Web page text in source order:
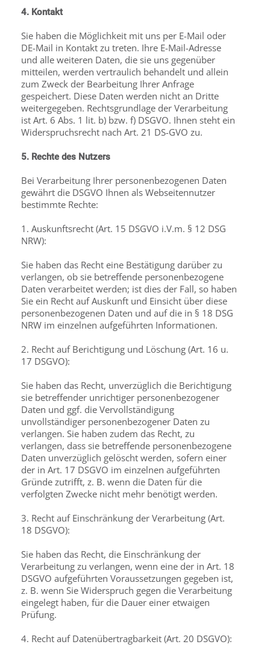
4. Kontakt
Sie haben die Möglichkeit mit uns per E-Mail oder
DE-Mail in Kontakt zu treten. Ihre E-Mail-Adresse
und alle weiteren Daten, die sie uns gegenüber
mitteilen, werden vertraulich behandelt und allein
zum Zweck der Bearbeitung Ihrer Anfrage
gespeichert. Diese Daten werden nicht an Dritte
weitergegeben. Rechtsgrundlage der Verarbeitung
ist Art. 6 Abs. 1 lit. b) bzw. f) DSGVO. Ihnen steht ein
Widerspruchsrecht nach Art. 21 DS-GVO zu.
5. Rechte des Nutzers
Bei Verarbeitung Ihrer personenbezogenen Daten
gewährt die DSGVO Ihnen als Webseitennutzer
bestimmte Rechte:
1. Auskunftsrecht (Art. 15 DSGVO i.V.m. § 12 DSG
NRW):
Sie haben das Recht eine Bestätigung darüber zu
verlangen, ob sie betreffende personenbezogene
Daten verarbeitet werden; ist dies der Fall, so haben
Sie ein Recht auf Auskunft und Einsicht über diese
personenbezogenen Daten und auf die in § 18 DSG
NRW im einzelnen aufgeführten Informationen.
2. Recht auf Berichtigung und Löschung (Art. 16 u.
17 DSGVO):
Sie haben das Recht, unverzüglich die Berichtigung
sie betreffender unrichtiger personenbezogener
Daten und ggf. die Vervollständigung
unvollständiger personenbezogener Daten zu
verlangen. Sie haben zudem das Recht, zu
verlangen, dass sie betreffende personenbezogene
Daten unverzüglich gelöscht werden, sofern einer
der in Art. 17 DSGVO im einzelnen aufgeführten
Gründe zutrifft, z. B. wenn die Daten für die
verfolgten Zwecke nicht mehr benötigt werden.
3. Recht auf Einschränkung der Verarbeitung (Art.
18 DSGVO):
Sie haben das Recht, die Einschränkung der
Verarbeitung zu verlangen, wenn eine der in Art. 18
DSGVO aufgeführten Voraussetzungen gegeben ist,
z. B. wenn Sie Widerspruch gegen die Verarbeitung
eingelegt haben, für die Dauer einer etwaigen
Prüfung.
4. Recht auf Datenübertragbarkeit (Art. 20 DSGVO):